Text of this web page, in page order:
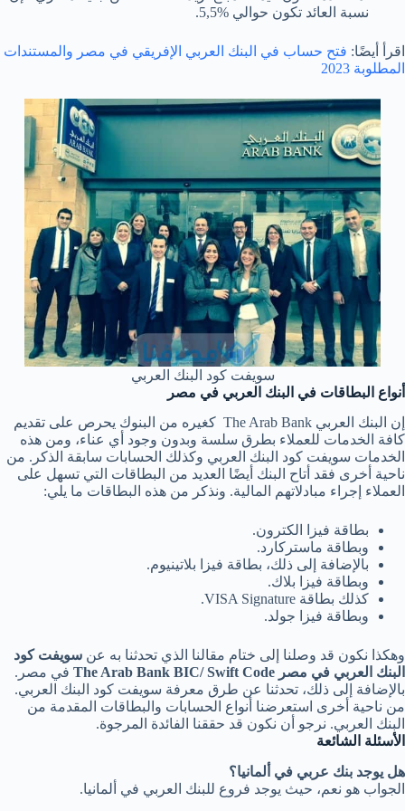
نسبة العائد تكون حوالي %5,5.
اقرأ أيضًا: فتح حساب في البنك العربي الإفريقي في مصر والمستندات
المطلوبة 2023
سويفت كود البنك العربي
أنواع البطاقات في البنك العربي في مصر
إن البنك العربي The Arab Bank كغيره من البنوك يحرص على تقديم
كافة الخدمات للعملاء بطرق سلسة وبدون وجود أي عناء، ومن هذه
الخدمات سويفت كود البنك العربي وكذلك الحسابات سابقة الذكر. من
ناحية أخرى فقد أتاح البنك أيضًا العديد من البطاقات التي تسهل على
العملاء إجراء مبادلاتهم المالية. ونذكر من هذه البطاقات ما يلي:
بطاقة فيزا الكترون.
وبطاقة ماستركارد.
بالإضافة إلى ذلك، بطاقة فيزا بلاتينيوم.
وبطاقة فيزا بلاك.
كذلك بطاقة VISA Signature.
وبطاقة فيزا جولد.
وهكذا نكون قد وصلنا إلى ختام مقالنا الذي تحدثنا به عن سويفت كود
البنك العربي في مصر The Arab Bank BIC/ Swift Code
في مصر.
بالإضافة إلى ذلك، تحدثنا عن طرق معرفة سويفت كود البنك العربي.
من ناحية أخرى استعرضنا أنواع الحسابات والبطاقات المقدمة من
البنك العربي. نرجو أن نكون قد حققنا الفائدة المرجوة.
الأسئلة الشائعة
هل يوجد بنك عربي في ألمانيا؟
الجواب هو نعم، حيث يوجد فروع للبنك العربي في ألمانيا.